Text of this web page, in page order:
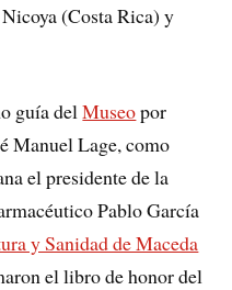
(Costa Rica) y
guía delMuseopor
Manuel Lage, como
el presidente de la
Pablo García
y Sanidad de Maceda
el libro de honor del